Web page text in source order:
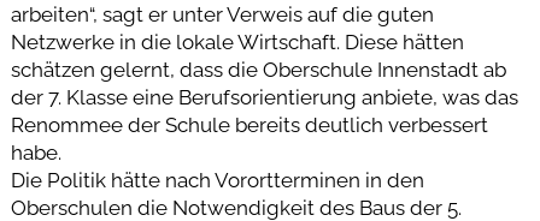
arbeiten“, sagt er unter Verweis auf die guten
Netzwerke in die lokale Wirtschaft. Diese hätten
schätzen gelernt, dass die Oberschule Innenstadt ab
der 7. Klasse eine Berufsorientierung anbiete, was das
Renommee der Schule bereits deutlich verbessert
habe.
Die Politik hätte nach Vorortterminen in den
Oberschulen die Notwendigkeit des Baus der 5.